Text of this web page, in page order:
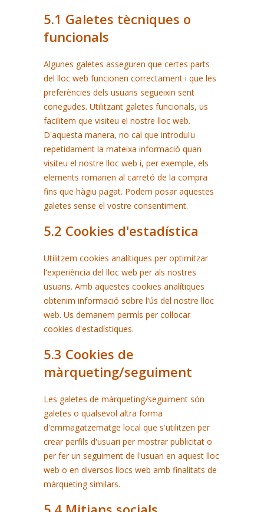
5.1 Galetes tècniques o
funcionals
Algunes galetes asseguren que certes parts
del lloc web funcionen correctament i que les
preferències dels usuaris segueixin sent
conegudes. Utilitzant galetes funcionals, us
facilitem que visiteu el nostre lloc web.
D'aquesta manera, no cal que introduïu
repetidament la mateixa informació quan
visiteu el nostre lloc web i, per exemple, els
elements romanen al carretó de la compra
fins que hàgiu pagat. Podem posar aquestes
galetes sense el vostre consentiment.
5.2 Cookies d'estadística
Utilitzem cookies analítiques per optimitzar
l'experiència del lloc web per als nostres
usuaris. Amb aquestes cookies analítiques
obtenim informació sobre l'ús del nostre lloc
web. Us demanem permís per col·locar
cookies d'estadístiques.
5.3 Cookies de
màrqueting/seguiment
Les galetes de màrqueting/seguiment són
galetes o qualsevol altra forma
d'emmagatzematge local que s'utilitzen per
crear perfils d'usuari per mostrar publicitat o
per fer un seguiment de l'usuari en aquest lloc
web o en diversos llocs web amb finalitats de
màrqueting similars.